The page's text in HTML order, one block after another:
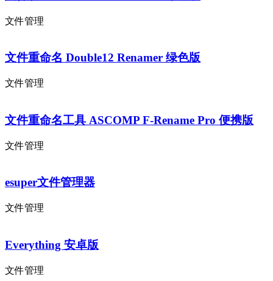
文件管理
文件重命名 Double12 Renamer 绿色版
文件管理
文件重命名工具 ASCOMP F-Rename Pro 便携版
文件管理
esuper文件管理器
文件管理
Everything 安卓版
文件管理